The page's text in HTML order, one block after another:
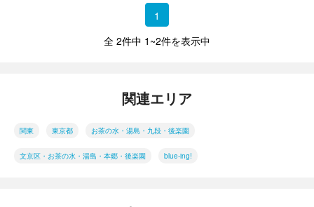
1
全 2件中 1~2件を表示中
関連エリア
関東 東京都 お茶の水・湯島・九段・後楽園
文京区・お茶の水・湯島・本郷・後楽園 blue-ing!